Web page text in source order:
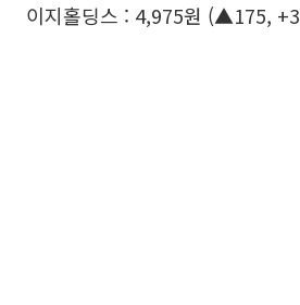
이지홀딩스 : 4,975원 (▲175,